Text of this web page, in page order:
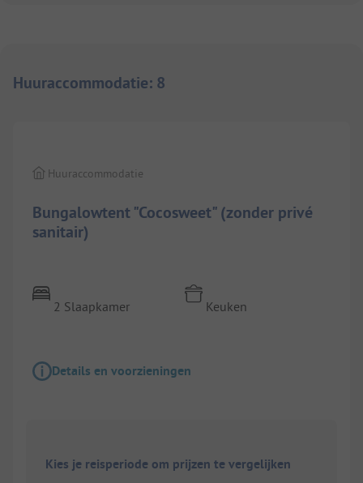
Huuraccommodatie: 8
Bungalowtent "Cocosweet" (zonder privé
sanitair)
Huuraccommodatie
2 Slaapkamer Keuken
Details en voorzieningen
Kies je reisperiode om prijzen te vergelijken